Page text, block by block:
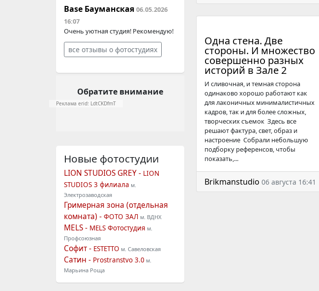
Одна стена. Две
стороны. И множество
совершенно разных
историй в Зале 2
И сливочная, и темная сторона
одинаково хорошо работают как
для лаконичных минималистичных
кадров, так и для более сложных,
творческих съемок Здесь все
решают фактура, свет, образ и
настроение Собрали небольшую
подборку референсов, чтобы
показать,...
Brikmanstudio 06 августа 16:41
Base Бауманская 06.05.2026
16:07
Очень уютная студия! Рекомендую!
все отзывы о фотостудиях
Обратите внимание
Реклама erid: LdtCKDfmT
Новые фотостудии
LION STUDIOS GREY - LION
STUDIOS 3 филиала м.
Электрозаводская
Гримерная зона (отдельная
комната) - ФОТО ЗАЛ м. ВДНХ
MELS - MELS Фотостудия м.
Профсоюзная
Софит - ESTETTO м. Савеловская
Сатин - Prostranstvo 3.0 м.
Марьина Роща